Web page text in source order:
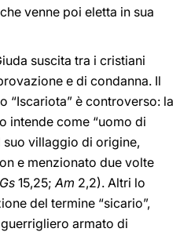
venne poi eletta in sua
suscita tra i cristiani
e di condanna. Il
“Iscariota” è controverso: la
intende come “uomo di
villaggio di origine,
e menzionato due volte
Gs 15,25;Am 2,2). Altri lo
del termine “sicario”,
armato di